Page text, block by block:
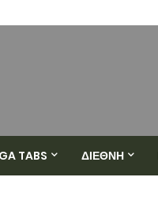
TABS ΔΙΕΘΝΗ